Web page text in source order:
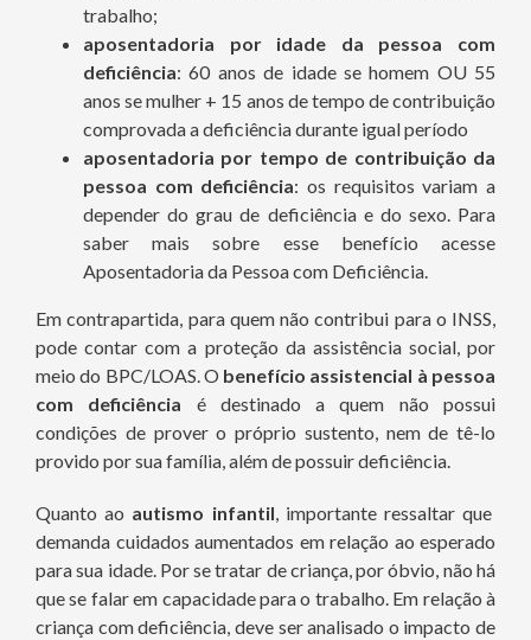
trabalho;
aposentadoria por idade da pessoa com
deficiência: 60 anos de idade se homem OU 55
anos se mulher + 15 anos de tempo de contribuição
comprovada a deficiência durante igual período
aposentadoria por tempo de contribuição da
pessoa com deficiência: os requisitos variam a
depender do grau de deficiência e do sexo. Para
saber mais sobre esse benefício acesse
Aposentadoria da Pessoa com Deficiência.
Em contrapartida, para quem não contribui para o INSS,
pode contar com a proteção da assistência social, por
meio do BPC/LOAS. O benefício assistencial à pessoa
com deficiência é destinado a quem não possui
condições de prover o próprio sustento, nem de tê-lo
provido por sua família, além de possuir deficiência.
Quanto ao autismo infantil, importante ressaltar que
demanda cuidados aumentados em relação ao esperado
para sua idade. Por se tratar de criança, por óbvio, não há
que se falar em capacidade para o trabalho. Em relação à
criança com deficiência, deve ser analisado o impacto de